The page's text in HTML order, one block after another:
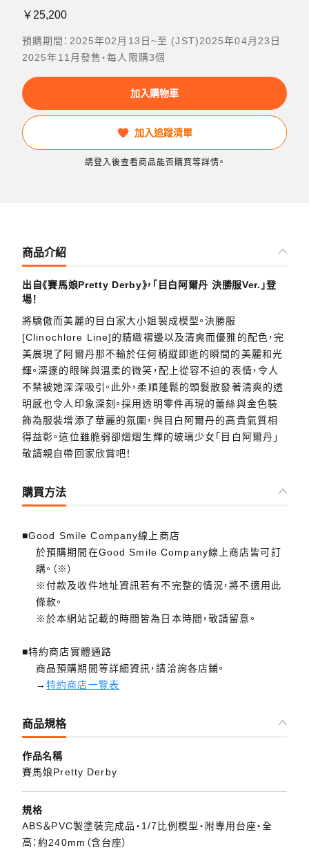
￥25,200
預購期間：2025年02月13日~至 (JST)2025年04月23日
2025年11月發售・每人限購3個
加入購物車
加入追蹤清單
請登入後查看商品能否購買等詳情。
商品介紹
出自《賽馬娘Pretty Derby》，「目白阿爾丹 決勝服Ver.」登
場！
將驕傲而美麗的目白家大小姐製成模型。決勝服
[Clinochlore Line]的精緻褶邊以及清爽而優雅的配色，完
美展現了阿爾丹那不輸於任何稍縱即逝的瞬間的美麗和光
輝。深邃的眼眸與溫柔的微笑，配上從容不迫的表情，令人
不禁被她深深吸引。此外，柔順蓬鬆的頭髮散發著清爽的透
明感也令人印象深刻。採用透明零件再現的蕾絲與金色裝
飾為服裝增添了華麗的氛圍，與目白阿爾丹的高貴氣質相
得益彰。這位雖脆弱卻熠熠生輝的玻璃少女「目白阿爾丹」
敬請親自帶回家欣賞吧！
購買方法
■Good Smile Company線上商店
於預購期間在Good Smile Company線上商店皆可訂
購。（※）
※付款及收件地址資訊若有不完整的情況，將不適用此
條款。
※於本網站記載的時間皆為日本時間，敬請留意。
■特約商店實體通路
商品預購期間等詳細資訊，請洽詢各店鋪。
→特約商店一覽表
商品規格
作品名稱
賽馬娘Pretty Derby
規格
ABS＆PVC製塗裝完成品・1/7比例模型・附專用台座・全
高：約240mm（含台座）